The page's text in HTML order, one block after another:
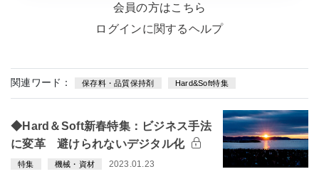
会員の方はこちら
ログインに関するヘルプ
関連ワード： 保存料・品質保持剤 Hard&Soft特集
◆Hard＆Soft新春特集：ビジネス手法
に変革 避けられないデジタル化
特集 機械・資材 2023.01.23